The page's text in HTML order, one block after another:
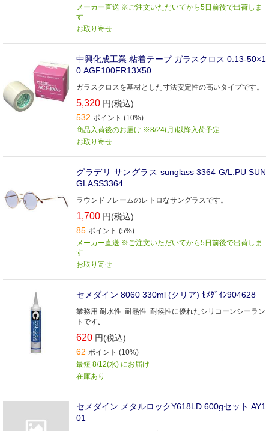
メーカー直送 ※ご注文いただいてから5日前後で出荷しま
す
お取り寄せ
中興化成工業 粘着テープ ガラスクロス 0.13-50×1
0 AGF100FR13X50_
ガラスクロスを基材とした寸法安定性の高いタイプです。
5,320 円(税込)
532 ポイント (10%)
商品入荷後のお届け ※8/24(月)以降入荷予定
お取り寄せ
グラデリ サングラス sunglass 3364 G/L.PU SUN
GLASS3364
ラウンドフレームのレトロなサングラスです。
1,700 円(税込)
85 ポイント (5%)
メーカー直送 ※ご注文いただいてから5日前後で出荷しま
す
お取り寄せ
セメダイン 8060 330ml (クリア) ｾﾒﾀﾞｲﾝ904628_
業務用 耐水性･耐熱性･耐候性に優れたシリコーンシーラン
トです｡
620 円(税込)
62 ポイント (10%)
最短 8/12(水) にお届け
在庫あり
セメダイン メタルロックY618LD 600gセット AY1
01